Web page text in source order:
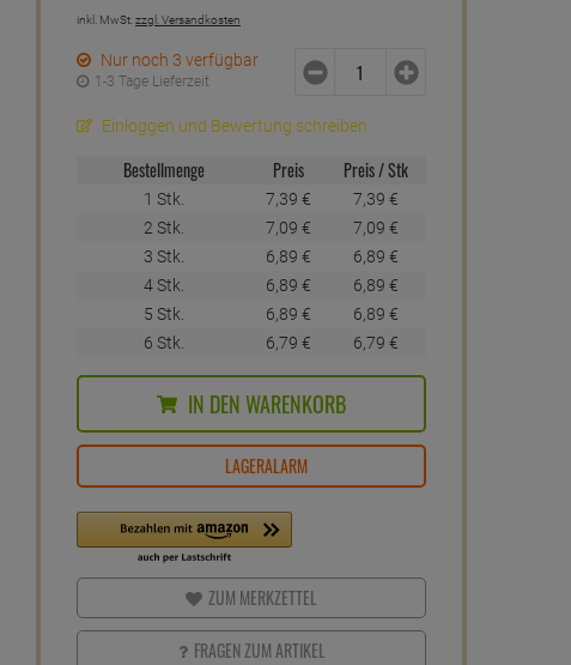
inkl. MwSt. zzgl. Versandkosten
Nur noch 3 verfügbar
1-3 Tage Lieferzeit
Einloggen und Bewertung schreiben
Bestellmenge Preis Preis / Stk
1 Stk. 7, 39 € 7, 39 €
2 Stk.
7, 09 € 7, 09 €
3 Stk.
6, 89 € 6, 89 €
4 Stk.
6, 89 € 6, 89 €
5 Stk.
6, 89 € 6, 89 €
6 Stk.
6, 79 € 6, 79 €
IN DEN WARENKORB
LAGERALARM
ZUM MERKZETTEL
FRAGEN ZUM ARTIKEL